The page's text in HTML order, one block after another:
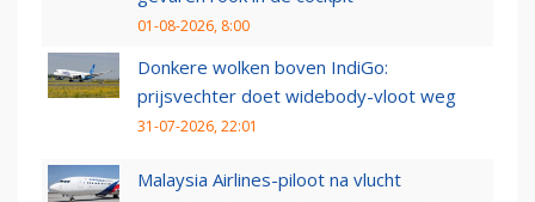
01-08-2026, 8:00
Donkere wolken boven IndiGo:
prijsvechter doet widebody-vloot weg
31-07-2026, 22:01
Malaysia Airlines-piloot na vlucht